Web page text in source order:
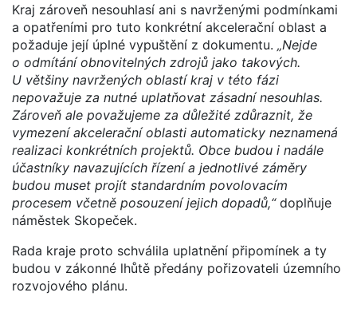
Kraj zároveň nesouhlasí ani s navrženými podmínkami
a opatřeními pro tuto konkrétní akcelerační oblast a
požaduje její úplné vypuštění z dokumentu. „Nejde
o odmítání obnovitelných zdrojů jako takových.
U většiny navržených oblastí kraj v této fázi
nepovažuje za nutné uplatňovat zásadní nesouhlas.
Zároveň ale považujeme za důležité zdůraznit, že
vymezení akcelerační oblasti automaticky neznamená
realizaci konkrétních projektů. Obce budou i nadále
účastníky navazujících řízení a jednotlivé záměry
budou muset projít standardním povolovacím
procesem včetně posouzení jejich dopadů,“doplňuje
náměstek Skopeček.
Rada kraje proto schválila uplatnění připomínek a ty
budou v zákonné lhůtě předány pořizovateli územního
rozvojového plánu.